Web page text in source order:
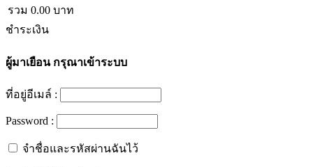
รวม 0.00 บาท
ชำระเงิน
ผู้มาเยือนกรุณาเข้าระบบ
ที่อยู่อีเมล์ :
Password :
จำชื่อและรหัสผ่านฉันไว้